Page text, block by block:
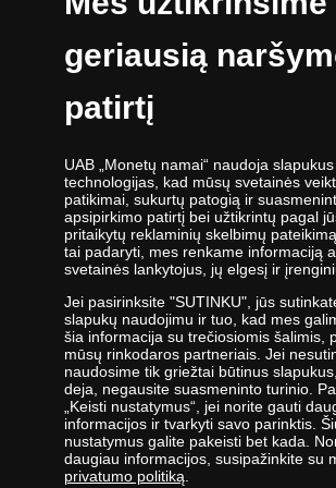
Slapukų nustatymai
YouTube paskyra
TikTok paskyra
info@monetunamai.lt
Darbo dienomis nuo 9:00 iki
UAB „Monetų namai“ - žymiausių pasaulio
oficiali kolekcinių monetų ir medalių platintoja
metų veikianti UAB „Monetų namai“ priklauso
įmonių grupei.
Viena didžiausių numizmatinių gaminių
,,Samlerhuset Group“ turi padalinius 14-oje
dirba 400 darbuotojų. Įmonių grupei
seniausia Norvegijos kalykla, veikianti nuo
kalykla gamina kai kurias oficialias Norvegijos
be to, kasmet kaldina Nobelio taikos
įmonės apyvarta siekė 400 milijonų eurų.
geriausią
patirtį
UAB „Monetų namai“ naudoja
technologijas, kad mūsų svetainės
patikimai, sukurtų patogią ir
apsipirkimo patirtį bei užtikrintų pagal
pritaikytų reklaminių skelbimų
tai padaryti, mes renkame informaciją
svetainės lankytojus, jų elgesį ir
Jei pasirinksite "SUTINKU", jūs
slapukų naudojimu ir tuo, kad mes
šia informacija su trečiosiomis šalimis,
mūsų rinkodaros partneriais. Jei
naudosime tik griežtai būtinus
deja, negausite suasmeninto turinio.
„Keisti nustatymus“, jei norite gauti
informacijos ir tvarkyti savo parinktis.
nustatymus galite pakeisti bet kada.
daugiau informacijos, susipažinkite su
privatumo politiką